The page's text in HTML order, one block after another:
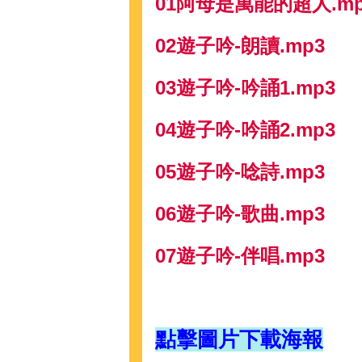
02遊子吟-朗讀.mp3
03遊子吟-吟誦1.mp3
04遊子吟-吟誦2.mp3
05遊子吟-唸詩.mp3
06遊子吟-歌曲.mp3
07遊子吟-伴唱.mp3
點擊圖片下載海報